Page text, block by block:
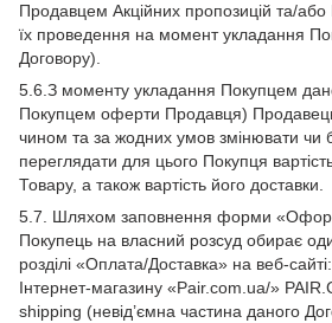
Продавцем Акційних пропозицій та/
їх проведення на момент укладання
Договору).
5.6.З моменту укладання Покупцем
Покупцем оферти Продавця)
чином та за жодних умов змінювати чи
переглядати для цього Покупця
Товару, а також вартість його доставки.
5.7. Шляхом заповнення форми
Покупець на власний розсуд обирає
розділі «Оплата/Доставка» на веб-
Інтернет-магазину «Pair.com.ua/»
shipping (невід’ємна частина даного